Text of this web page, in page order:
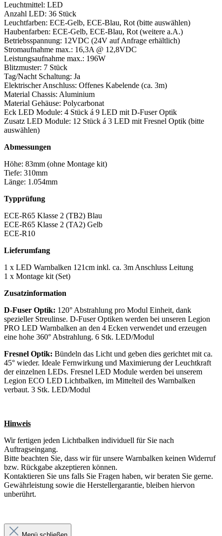
Leuchtmittel: LED
Anzahl LED: 36 Stück
Leuchtfarben: ECE-Gelb, ECE-Blau, Rot (bitte auswählen)
Haubenfarben: ECE-Gelb, ECE-Blau, Rot (weitere a.A.)
Betriebsspannung: 12VDC (24V auf Anfrage erhältlich)
Stromaufnahme max.: 16,3A @ 12,8VDC
Leistungsaufnahme max.: 196W
Blitzmuster: 7 Stück
Tag/Nacht Schaltung: Ja
Elektrischer Anschluss: Offenes Kabelende (ca. 3m)
Material Chassis: Aluminium
Material Gehäuse: Polycarbonat
Eck LED Module: 4 Stück á 9 LED mit D-Fuser Optik
Zusatz LED Module: 12 Stück á 3 LED mit Fresnel Optik (bitte
auswählen)
Abmessungen
Höhe: 83mm (ohne Montage kit)
Tiefe: 310mm
Länge: 1.054mm
Typprüfung
ECE-R65 Klasse 2 (TB2) Blau
ECE-R65 Klasse 2 (TA2) Gelb
ECE-R10
Lieferumfang
1 x LED Warnbalken 121cm inkl. ca. 3m Anschluss Leitung
1 x Montage kit (Set)
Zusatzinformation
D-Fuser Optik: 120° Abstrahlung pro Modul Einheit, dank
spezieller Streulinse. D-Fuser Optiken werden bei unseren Legion
PRO LED Warnbalken an den 4 Ecken verwendet und erzeugen
eine hohe 360° Abstrahlung. 6 Stk. LED/Modul
Fresnel Optik: Bündeln das Licht und geben dies gerichtet mit ca.
45° wieder. Ideale Fernwirkung und Maximierung der Leuchtkraft
der einzelnen LEDs. Fresnel LED Module werden bei unserem
Legion ECO LED Lichtbalken, im Mittelteil des Warnbalken
verbaut. 3 Stk. LED/Modul
Hinweis
Wir fertigen jeden Lichtbalken individuell für Sie nach
Auftragseingang.
Bitte beachten Sie, dass wir für unsere Warnbalken keinen Widerruf
bzw. Rückgabe akzeptieren können.
Kontaktieren Sie uns falls Sie Fragen haben, wir beraten Sie gerne.
Gewährleistung sowie die Herstellergarantie, bleiben hiervon
unberührt.